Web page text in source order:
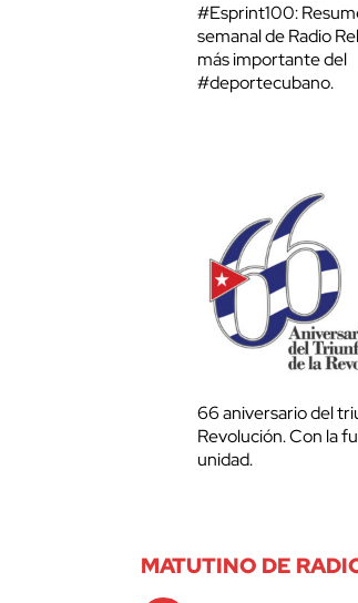
#Esprint100:
semanal de Radio
más importante del
#deportecubano.
66 aniversario del
Revolución. Con la
unidad.
MATUTINO DE